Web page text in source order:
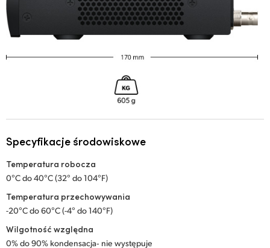
Specyfikacje środowiskowe
Temperatura robocza
0°C do 40°C (32° do 104°F)
Temperatura przechowywania
-20°C do 60°C (-4° do 140°F)
Wilgotność względna
0% do 90% kondensacja‑ nie występuje